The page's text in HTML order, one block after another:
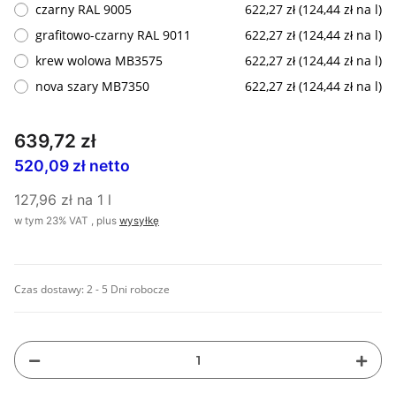
czarny RAL 9005
622,27 zł (124,44 zł na l)
grafitowo-czarny RAL 9011
622,27 zł (124,44 zł na l)
krew wolowa MB3575
622,27 zł (124,44 zł na l)
nova szary MB7350
622,27 zł (124,44 zł na l)
639,72 zł
520,09 zł netto
127,96 zł na 1 l
w tym 23% VAT , plus wysyłkę
Czas dostawy:2 - 5 Dni robocze